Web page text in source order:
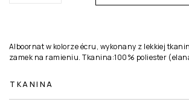
Alboornat w kolorze écru, wykonany z lekkiej
zamek na ramieniu. Tkanina:100% poliester
TKANINA